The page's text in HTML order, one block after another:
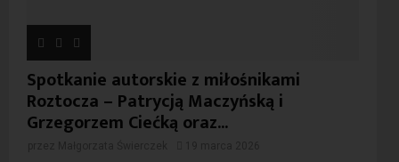
Spotkanie autorskie z miłośnikami
Roztocza – Patrycją Maczyńską i
Grzegorzem Ciećką oraz...